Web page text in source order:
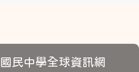
民中學全球資訊網